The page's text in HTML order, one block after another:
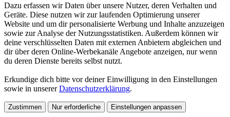
Dazu erfassen wir Daten über unsere Nutzer, deren Verhalten und
Geräte. Diese nutzen wir zur laufenden Optimierung unserer
Website und um dir personalisierte Werbung und Inhalte anzuzeigen
sowie zur Analyse der Nutzungsstatistiken. Außerdem können wir
deine verschlüsselten Daten mit externen Anbietern abgleichen und
dir über deren Online-Werbekanäle Angebote anzeigen, nur wenn
du deren Dienste bereits selbst nutzt.
Erkundige dich bitte vor deiner Einwilligung in den Einstellungen
sowie in unsererDatenschutzerklärung.
Zustimmen Nur erforderliche Einstellungen anpassen